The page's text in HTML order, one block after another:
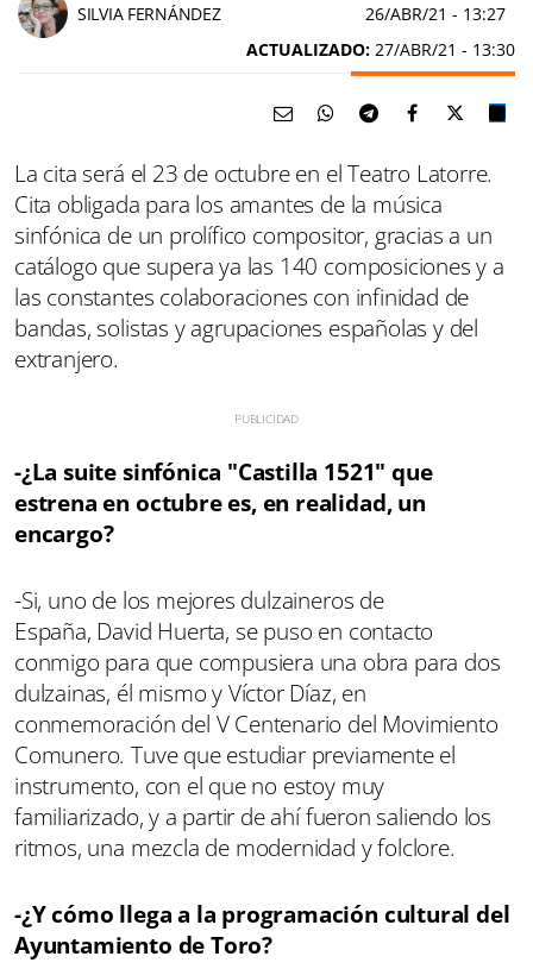
SILVIA FERNÁNDEZ 26/ABR/21 - 13:27
ACTUALIZADO: 27/ABR/21 - 13:30
La cita será el 23 de octubre en el Teatro Latorre.
Cita obligada para los amantes de la música
sinfónica de un prolífico compositor, gracias a un
catálogo que supera ya las 140 composiciones y a
las constantes colaboraciones con infinidad de
bandas, solistas y agrupaciones españolas y del
extranjero.
-¿La suite sinfónica "Castilla 1521" que
estrena en octubre es, en realidad, un
encargo?
-Si, uno de los mejores dulzaineros de
España, David Huerta, se puso en contacto
conmigo para que compusiera una obra para dos
dulzainas, él mismo y Víctor Díaz, en
conmemoración del V Centenario del Movimiento
Comunero. Tuve que estudiar previamente el
instrumento, con el que no estoy muy
familiarizado, y a partir de ahí fueron saliendo los
ritmos, una mezcla de modernidad y folclore.
-¿Y cómo llega a la programación cultural del
Ayuntamiento de Toro?